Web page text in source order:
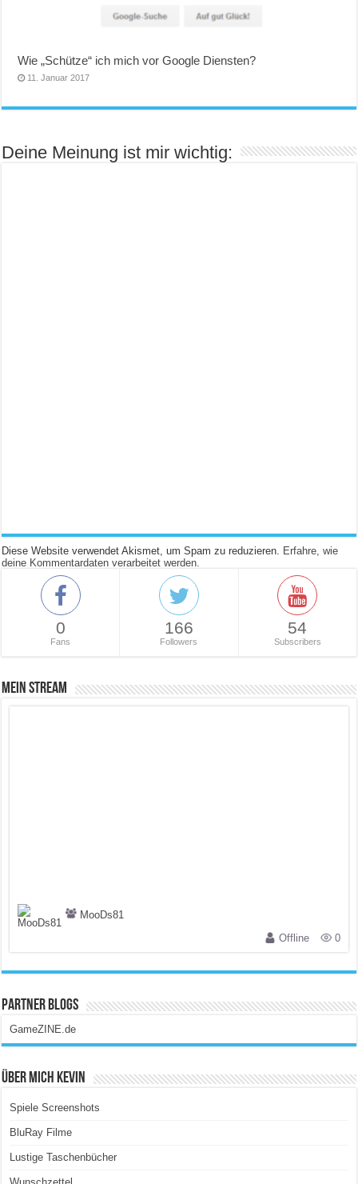
Wie „Schütze“ ich mich vor Google Diensten?
11. Januar 2017
Deine Meinung ist mir wichtig:
Diese Website verwendet Akismet, um Spam zu reduzieren. Erfahre, wie
deine Kommentardaten verarbeitet werden.
0
Fans
166
Followers
54
Subscribers
Mein Stream
MooDs81
Offline
0
Partner Blogs
GameZINE.de
Über Mich Kevin
Spiele Screenshots
BluRay Filme
Lustige Taschenbücher